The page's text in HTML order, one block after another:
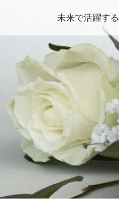
未来で活躍す